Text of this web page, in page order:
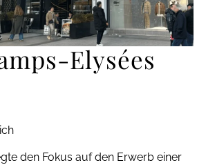
Elysées
den Fokus auf den Erwerb einer